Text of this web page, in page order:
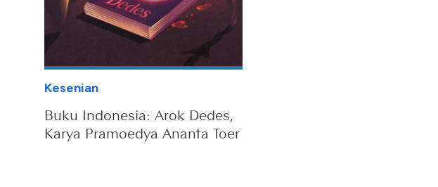
Kesenian
Buku Indonesia: Arok Dedes,
Karya Pramoedya Ananta Toer